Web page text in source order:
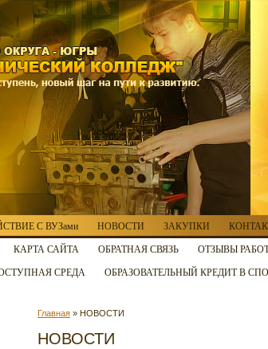
С ВУЗами НОВОСТИ ЗАКУПКИ
КАРТА САЙТА ОБРАТНАЯ СВЯЗЬ ОТЗЫВЫ
СРЕДА ОБРАЗОВАТЕЛЬНЫЙ КРЕДИТ В СПО
Главная » НОВОСТИ
НОВОСТИ